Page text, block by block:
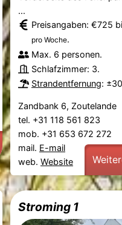
...
Preisangaben: €725
pro Woche.
Max. 6 personen.
Schlafzimmer: 3.
Strandentfernung:
Zandbank 6, Zoutelande
tel. +31 118 561 823
mob. +31 653 672 272
mail. E-mail
web. Website
Stroming 1